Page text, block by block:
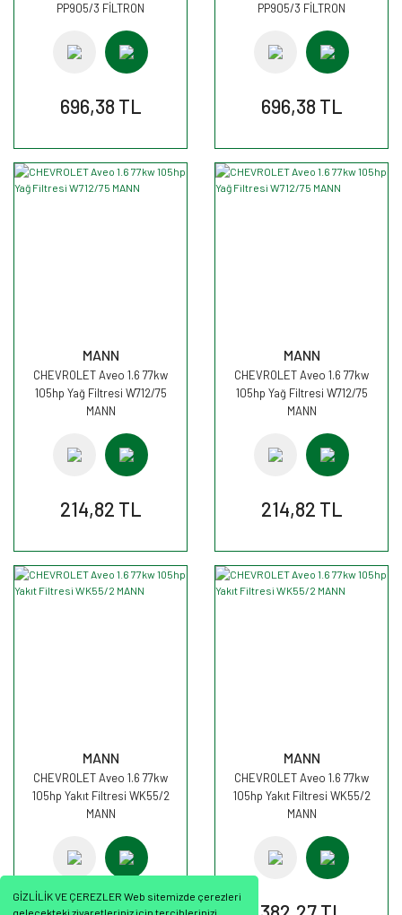
GİZLİLİK VE ÇEREZLER Web sitemizde çerezleri
PP905/3 FİLTRON
696,38 TL
PP905/3 FİLTRON
696,38 TL
MANN
CHEVROLET Aveo 1.6 77kw
105hp Yağ Filtresi W712/75
MANN
214,82 TL
MANN
CHEVROLET Aveo 1.6 77kw
105hp Yağ Filtresi W712/75
MANN
214,82 TL
MANN
CHEVROLET Aveo 1.6 77kw
105hp Yakıt Filtresi WK55/2
MANN
MANN
CHEVROLET Aveo 1.6 77kw
105hp Yakıt Filtresi WK55/2
MANN